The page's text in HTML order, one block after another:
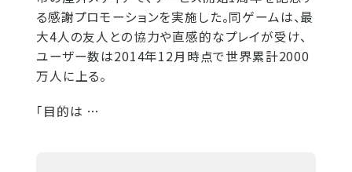
る感謝プロモーションを実施した。同ゲームは、最
大4人の友人との協力や直感的なプレイが受け、
ユーザー数は2014年12月時点で世界累計2000
万人に上る。
「目的は …